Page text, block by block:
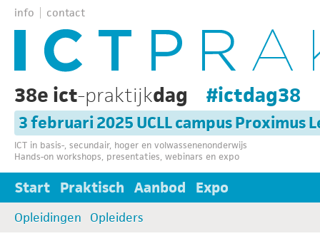
info contact
38e ict-praktijkdag #ictdag38
3 februari 2025 UCLL campus Proximus
ICT in basis-, secundair, hoger en volwassenenonderwijs
Hands-on workshops, presentaties, webinars en expo
Start Praktisch Aanbod Expo
Opleidingen Opleiders